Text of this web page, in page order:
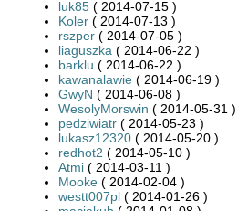
luk85 ( 2014-07-15 )
Koler ( 2014-07-13 )
rszper ( 2014-07-05 )
liaguszka ( 2014-06-22 )
barklu ( 2014-06-22 )
kawanalawie ( 2014-06-19 )
GwyN ( 2014-06-08 )
WesolyMorswin ( 2014-05-31 )
pedziwiatr ( 2014-05-23 )
lukasz12320 ( 2014-05-20 )
redhot2 ( 2014-05-10 )
Atmi ( 2014-03-11 )
Mooke ( 2014-02-04 )
westt007pl ( 2014-01-26 )